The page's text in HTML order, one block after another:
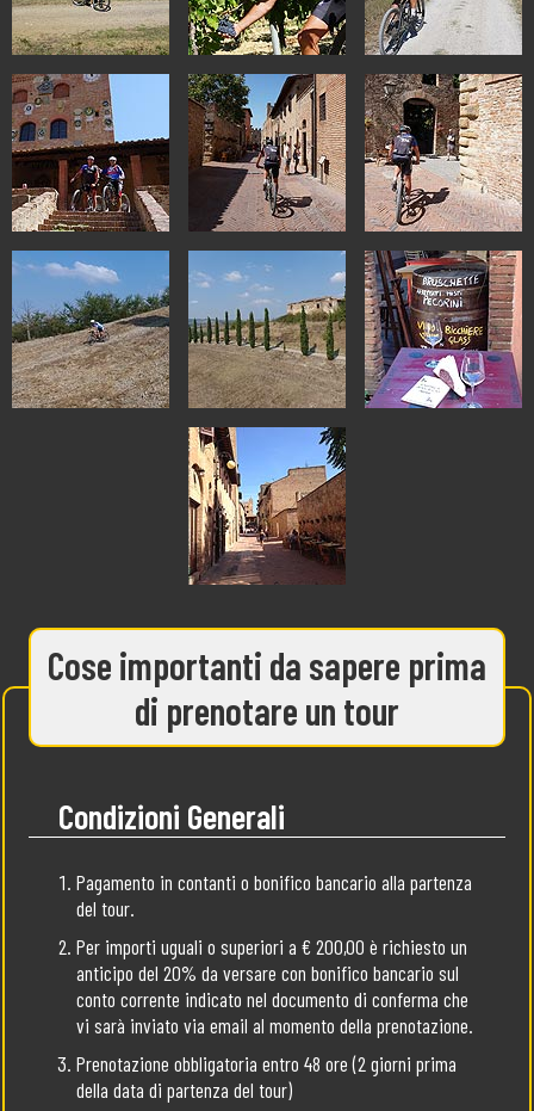
Cose importanti da sapere prima
di prenotare un tour
Condizioni Generali
Pagamento in contanti o bonifico bancario alla partenza
del tour.
Per importi uguali o superiori a € 200,00 è richiesto un
anticipo del 20% da versare con bonifico bancario sul
conto corrente indicato nel documento di conferma che
vi sarà inviato via email al momento della prenotazione.
Prenotazione obbligatoria entro 48 ore (2 giorni prima
della data di partenza del tour)